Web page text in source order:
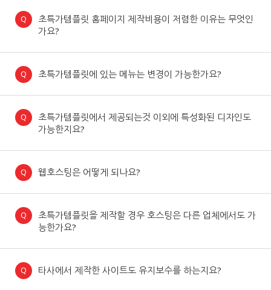
초특가템플릿 홈페이지 제작비용이 저렴한 이유는 무엇인
가요?
초특가템플릿에 있는 메뉴는 변경이 가능한가요?
초특가템플릿에서 제공되는것 이외에 특성화된 디자인도
가능한지요?
웹호스팅은 어떻게 되나요?
초특가템플릿을 제작할 경우 호스팅은 다른 업체에서도 가
능한가요?
타사에서 제작한 사이트도 유지보수를 하는지요?